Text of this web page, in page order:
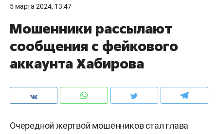
5 марта 2024, 13:47
Мошенники рассылают
сообщения с фейкового
аккаунта Хабирова
Очередной жертвой мошенников стал глава